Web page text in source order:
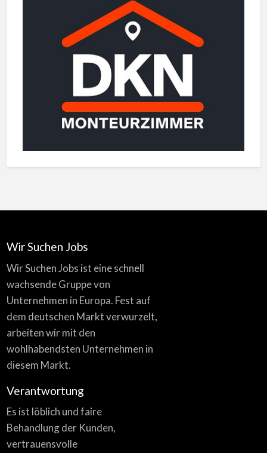
Wir Suchen Jobs
Wir Suchen Jobs ist eine schnell
wachsende Gruppe von
Unternehmen in Europa. Fest auf
dem deutschen Markt verwurzelt,
arbeiten wir mit den
wohlhabendsten Unternehmen in
diesem Markt.
Verantwortung
Es ist löblich und faire
Behandlung der Kunden,
vertrauensvolle